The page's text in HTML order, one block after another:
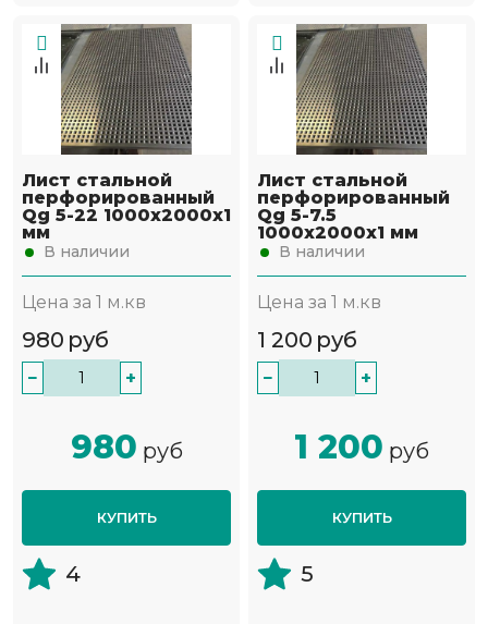
Лист стальной
перфорированный
Qg 5-22 1000х2000х1
мм
В наличии
Цена за 1 м.кв
980 руб
− +
980 руб
КУПИТЬ
4
Лист стальной
перфорированный
Qg 5-7.5
1000х2000х1 мм
В наличии
Цена за 1 м.кв
1 200 руб
− +
1 200 руб
КУПИТЬ
5